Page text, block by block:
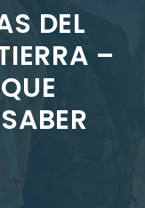
DEL
–